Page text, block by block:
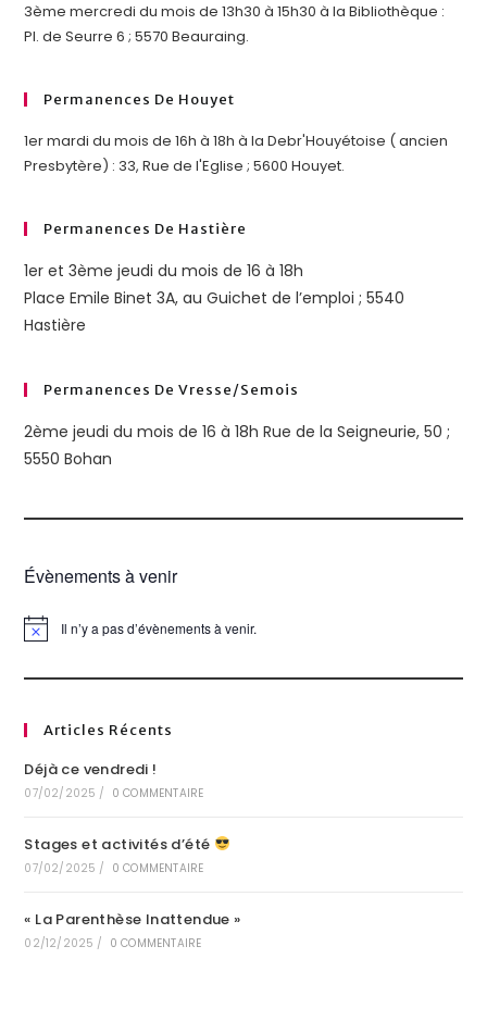
3ème mercredi du mois de 13h30 à 15h30 à la Bibliothèque :
Pl. de Seurre 6 ; 5570 Beauraing.
Permanences De Houyet
1er mardi du mois de 16h à 18h à la Debr'Houyétoise ( ancien
Presbytère) : 33, Rue de l'Eglise ; 5600 Houyet.
Permanences De Hastière
1er et 3ème jeudi du mois de 16 à 18h
Place Emile Binet 3A, au Guichet de l’emploi ; 5540
Hastière
Permanences De Vresse/semois
2ème jeudi du mois de 16 à 18h Rue de la Seigneurie, 50 ;
5550 Bohan
Évènements à venir
N
e
Il n’y a pas d’évènements à venir.
Articles Récents
Déjà ce vendredi !
07/02/2025 / 0 COMMENTAIRE
Stages et activités d’été
07/02/2025 / 0 COMMENTAIRE
« La Parenthèse Inattendue »
02/12/2025 / 0 COMMENTAIRE